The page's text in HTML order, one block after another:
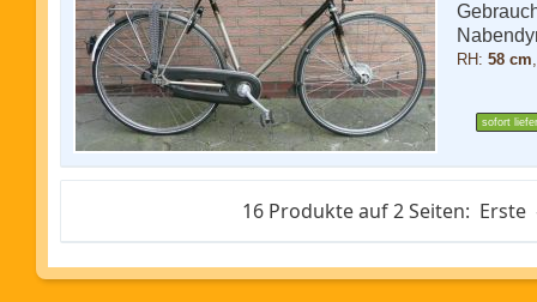
RH: 58 cm
sofort
16 Produkte auf 2 Seiten: Erste